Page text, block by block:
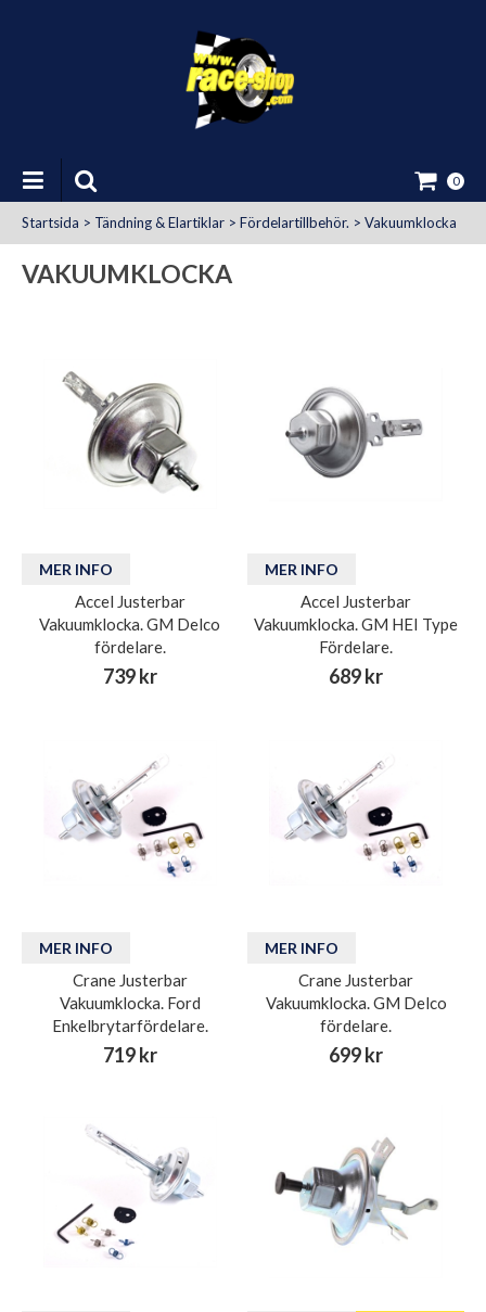
0
Startsida > Tändning & Elartiklar > Fördelartillbehör. > Vakuumklocka
VAKUUMKLOCKA
MER INFO
Accel Justerbar
Vakuumklocka. GM Delco
fördelare.
739 kr
MER INFO
Accel Justerbar
Vakuumklocka. GM HEI Type
Fördelare.
689 kr
MER INFO
Crane Justerbar
Vakuumklocka. Ford
Enkelbrytarfördelare.
719 kr
MER INFO
Crane Justerbar
Vakuumklocka. GM Delco
fördelare.
699 kr